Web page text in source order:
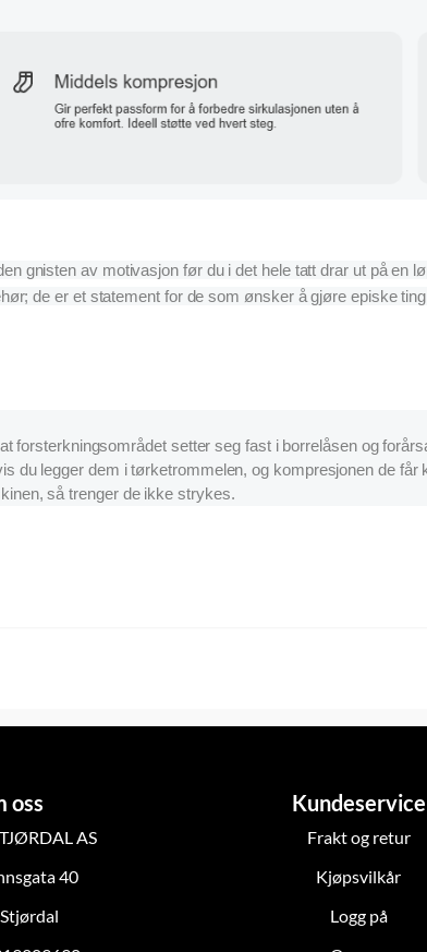
gnisten av motivasjon før du i det hele tatt drar ut på en
de er et statement for de som ønsker å gjøre episke
forsterkningsområdet setter seg fast i borrelåsen og
du legger dem i tørketrommelen, og kompresjonen de
så trenger de ikke strykes.
oss
AS
40
Kundeservice
Frakt og retur
Kjøpsvilkår
Logg på